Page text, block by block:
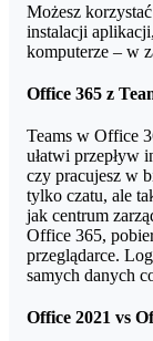
Możesz
instalacji
komputerze – w
Office 365 z
Teams w Office
ułatwi przepływ
czy pracujesz w
tylko czatu, ale
jak centrum
Office 365,
przeglądarce.
samych danych
Office 2021 vs